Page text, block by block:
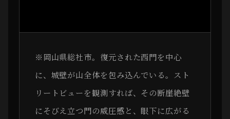
※岡山県総社市。復元された西門を中心
に、城壁が山全体を包み込んでいる。スト
リートビューを観測すれば、その断崖絶壁
にそびえ立つ門の威圧感と、眼下に広がる